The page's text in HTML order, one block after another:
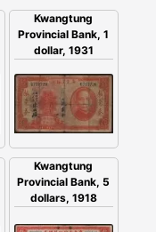
Kwangtung
Provincial Bank, 1
dollar, 1931
Kwangtung
Provincial Bank, 5
dollars, 1918